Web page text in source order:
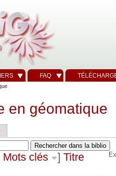
FAQ
en géomatique
Mots clés ] Titre